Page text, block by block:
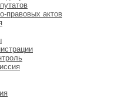
правовых актов